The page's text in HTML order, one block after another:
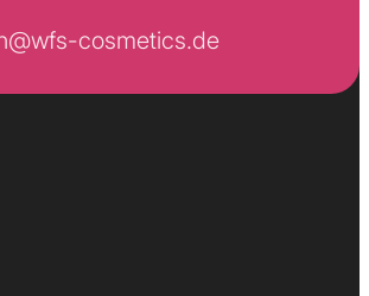
cosmetics.de